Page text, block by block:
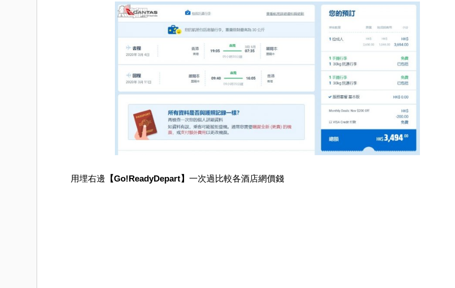
用埋右邊 【Go!ReadyDepart】 一次過比較各酒店網價錢